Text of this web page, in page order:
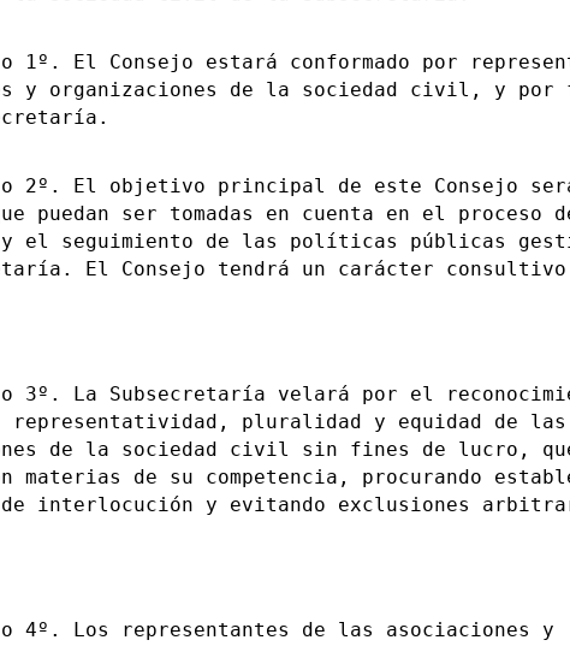
El Consejo estará conformado por
y organizaciones de la sociedad civil, y por
El objetivo principal de este Consejo
puedan ser tomadas en cuenta en el proceso
el seguimiento de las políticas públicas
El Consejo tendrá un carácter
La Subsecretaría velará por el
representatividad, pluralidad y equidad de las
de la sociedad civil sin fines de lucro,
materias de su competencia, procurando
de interlocución y evitando exclusiones
Los representantes de las asociaciones y